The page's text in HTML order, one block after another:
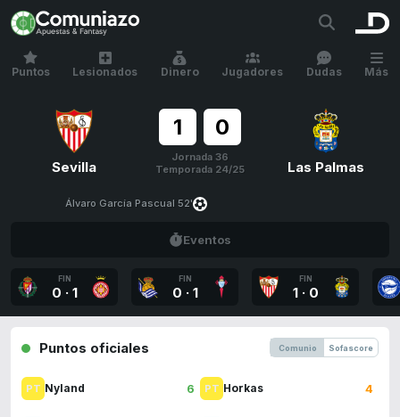
Puntos Lesionados Dinero Jugadores Dudas Más
Sevilla
1 0
Jornada 36
Temporada 24/25
Las Palmas
Álvaro García Pascual 52'
Eventos
FIN
0 · 1
FIN
0 · 1
FIN
1 · 0
Puntos oficiales Comunio Sofascore
Nyland 6 Horkas 4